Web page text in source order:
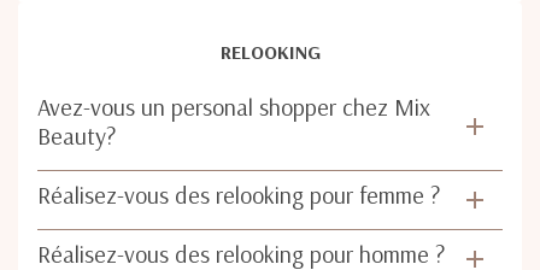
RELOOKING
Avez-vous un personal shopper chez Mix
Beauty?
Réalisez-vous des relooking pour femme ?
Réalisez-vous des relooking pour homme ?